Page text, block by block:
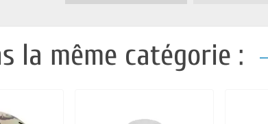
la même catégorie :